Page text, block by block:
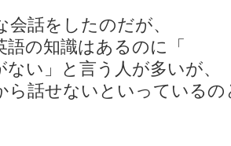
会話をしたのだが、
語の知識はあるのに「
い」と言う人が多いが、
ら話せないといっているの